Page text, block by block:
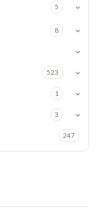
5
8
523
1
3
247